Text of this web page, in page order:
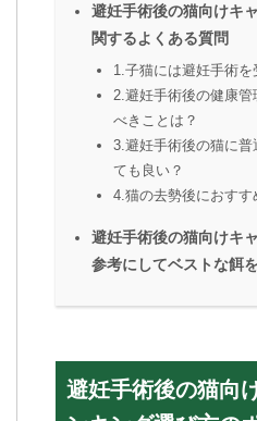
避妊手術後の猫向けキ
関するよくある質問
1.子猫には避妊手術を
2.避妊手術後の健康
べきことは？
3.避妊手術後の猫に普
ても良い？
4.猫の去勢後におすす
避妊手術後の猫向けキ
参考にしてベストな餌
避妊手術後の猫向